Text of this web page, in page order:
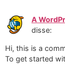
A
disse:
Hi, this is a
To get started